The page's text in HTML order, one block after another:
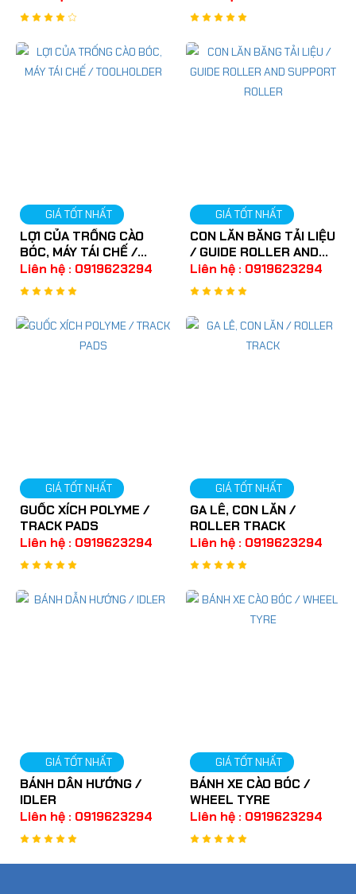
GIÁ TỐT NHẤT
LỢI CỦA TRỐNG CÀO
BÓC, MÁY TÁI CHẾ /
TOOLHOLDER
Liên hệ : 0919623294
GIÁ TỐT NHẤT
CON LĂN BĂNG TẢI LIỆU
/ GUIDE ROLLER AND
SUPPORT ROLLER
Liên hệ : 0919623294
GIÁ TỐT NHẤT
GUỐC XÍCH POLYME /
TRACK PADS
Liên hệ : 0919623294
GIÁ TỐT NHẤT
GA LÊ, CON LĂN /
ROLLER TRACK
Liên hệ : 0919623294
GIÁ TỐT NHẤT
BÁNH DẪN HƯỚNG /
IDLER
Liên hệ : 0919623294
GIÁ TỐT NHẤT
BÁNH XE CÀO BÓC /
WHEEL TYRE
Liên hệ : 0919623294